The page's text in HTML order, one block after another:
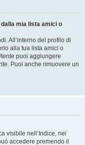
mia lista amici o
All’interno del profilo di
alla tua lista amici o
puoi aggiungere
Puoi anche rimuovere un
visibile nell’Indice, nei
accedere premendo il